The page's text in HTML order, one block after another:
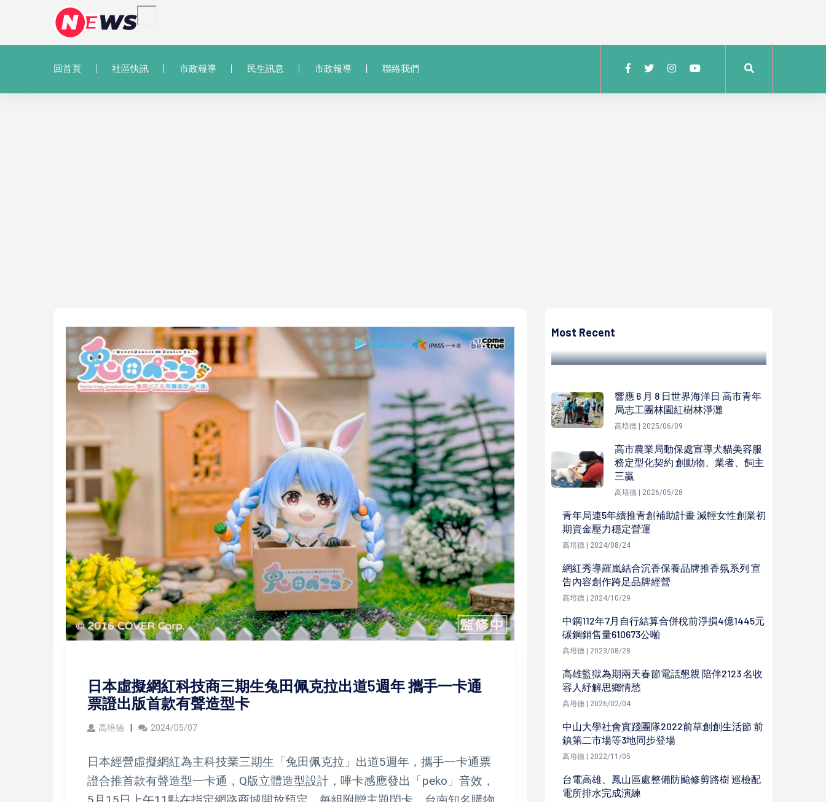
回首頁 社區快訊 市政報導 民生訊息 市政報導 聯絡我們
日本虛擬網紅科技商三期生兔田佩克拉出道5週年 攜手一卡通
票證出版首款有聲造型卡
高培德 2024/05/07
日本經營虛擬網紅為主科技業三期生「兔田佩克拉」出道5週年，攜手一卡通票
證合推首款有聲造型一卡通，Q版立體造型設計，嗶卡感應發出「peko」音效，
Most Recent
旗津首辦「走灘獎」活動
響應 6 月 8 日世界海洋日 高市青年
局志工團林園紅樹林淨灘
高培德 | 2025/06/09
高市農業局動保處宣導犬貓美容服
務定型化契約 創動物、業者、飼主
三贏
高培德 | 2026/05/28
青年局連5年續推青創補助計畫 減輕女性創業初
期資金壓力穩定營運
高培德 | 2024/08/24
網紅秀導羅嵐結合沉香保養品牌推香氛系列 宣
告內容創作跨足品牌經營
高培德 | 2024/10/29
中鋼112年7月自行結算合併稅前淨損4億1445元
碳鋼銷售量610673公噸
高培德 | 2023/08/28
高雄監獄為期兩天春節電話懇親 陪伴2123 名收
容人紓解思鄉情愁
高培德 | 2026/02/04
中山大學社會實踐團隊2022前草創創生活節 前
鎮第二市場等3地同步登場
高培德 | 2022/11/05
台電高雄、鳳山區處整備防颱修剪路樹 巡檢配
電所排水完成演練